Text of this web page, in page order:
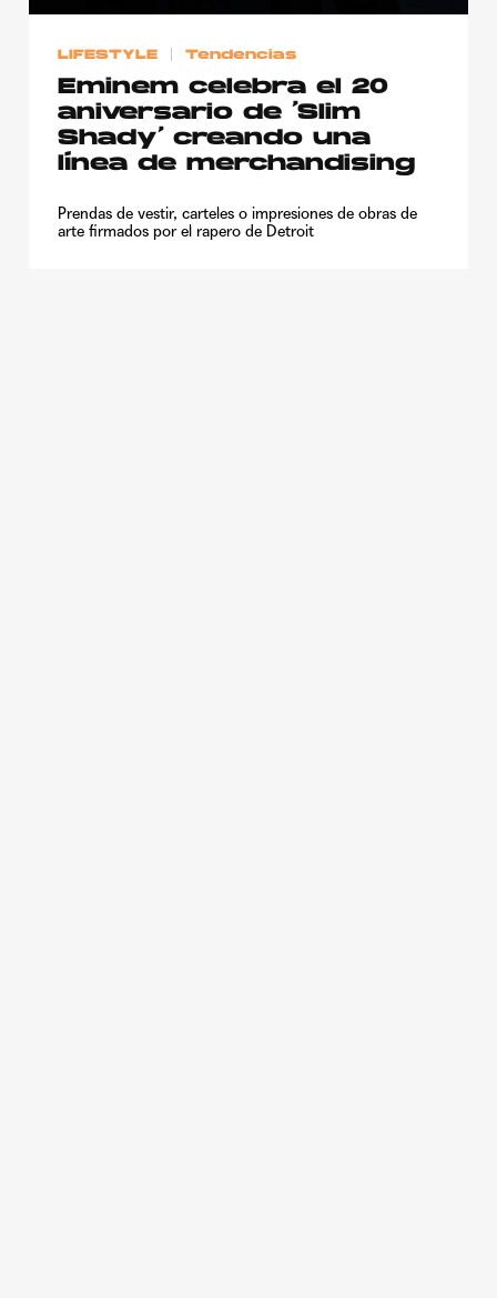
LIFESTYLE Tendencias
Eminem celebra el 20
aniversario de ‘Slim
Shady’ creando una
línea de merchandising
Prendas de vestir, carteles o impresiones de obras de
arte firmados por el rapero de Detroit